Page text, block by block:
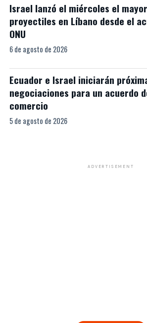
Israel lanzó el miércoles el
proyectiles en Líbano desde el
ONU
6 de agosto de 2026
Ecuador e Israel iniciarán
negociaciones para un acuerdo
comercio
5 de agosto de 2026
ADVERTISEMENT